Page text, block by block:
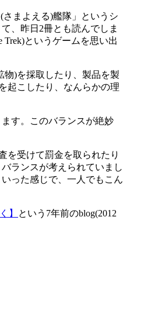
まよえる)艦隊」というシ
、昨日2冊とも読んでしま
というゲームを思い出
)を採取したり、製品を製
起こしたり、なんらかの理
す。このバランスが絶妙
を受けて罰金を取られたり
ランスが考えられていまし
った感じで、一人でもこん
】
という7年前のblog(2012